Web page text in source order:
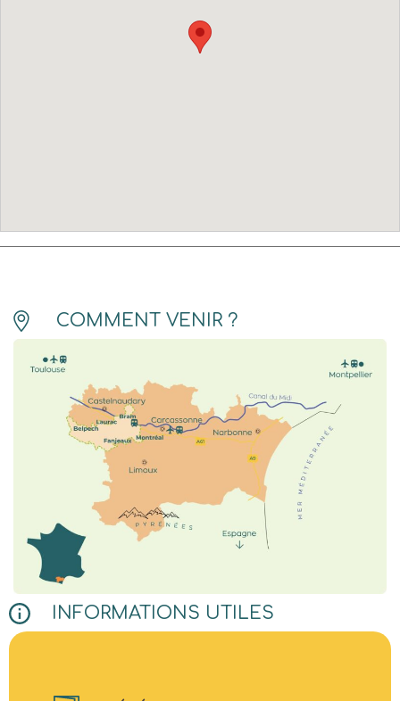
COMMENT VENIR ?
INFORMATIONS UTILES